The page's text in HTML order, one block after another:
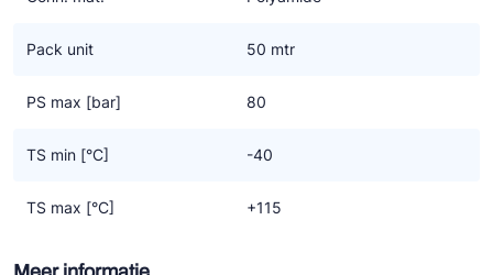
Pack unit 50 mtr
PS max [bar] 80
TS min [°C] -40
TS max [°C] +115